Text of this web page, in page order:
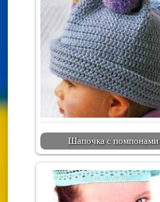
Шапочка с помпонами